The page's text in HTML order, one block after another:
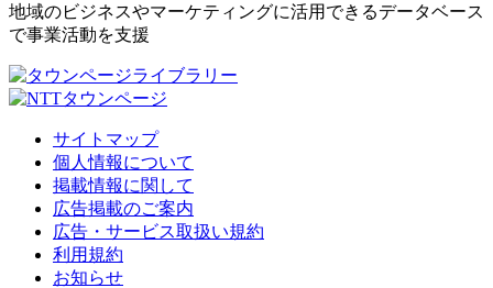
地域のビジネスやマーケティングに活用できるデータベース
で事業活動を支援
サイトマップ
個人情報について
掲載情報に関して
広告掲載のご案内
広告・サービス取扱い規約
利用規約
お知らせ